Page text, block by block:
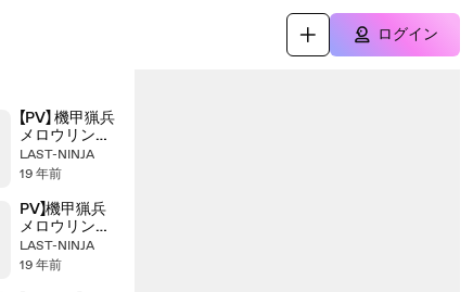
ログイン
【PV】 機甲猟兵
メロウリン
ク ＶＡＮＩ
ＴＹ
LAST-NINJA
19 年前
PV】機甲猟兵
メロウリン
ク SOLDIER
BLUE
LAST-NINJA
19 年前